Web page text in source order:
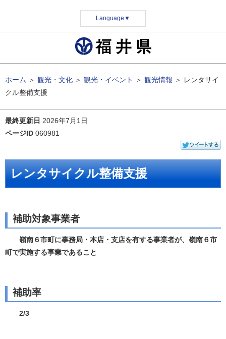
Language ▼
ホーム ＞ 観光・文化 ＞ 観光・イベント ＞ 観光情報 ＞ レンタサイ
クル整備支援
最終更新日 2026年7月1日
ページID 060981
レンタサイクル整備支援
補助対象事業者
嶺南６市町に事務局・本店・支店を有する事業者が、嶺南６市
町で実施する事業であること
補助率
2/3